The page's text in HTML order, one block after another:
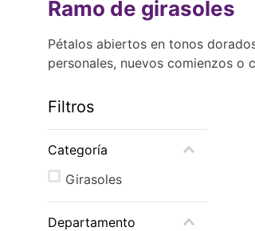
Ramo de girasoles
Pétalos abiertos en tonos
personales, nuevos comienzos o
Filtros
Categoría
Girasoles
Departamento